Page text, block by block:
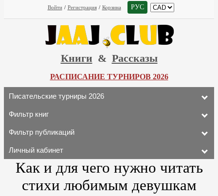
Войти / Регистрация / Корзина РУС
Книги & Рассказы
РАСПИСАНИЕ ТУРНИРОВ 2026
Писательские турниры 2026
Фильтр книг
Фильтр публикаций
Личный кабинет
Как и для чего нужно читать
стихи любимым девушкам